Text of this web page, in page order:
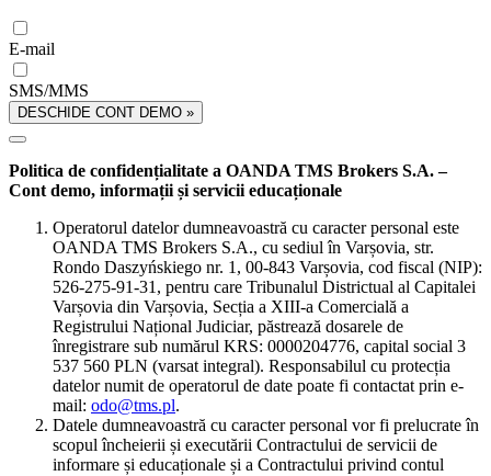
E-mail
SMS/MMS
DESCHIDE CONT DEMO »
Politica de confidențialitate a OANDA TMS Brokers S.A. –
Cont demo, informații și servicii educaționale
Operatorul datelor dumneavoastră cu caracter personal este
OANDA TMS Brokers S.A., cu sediul în Varșovia, str.
Rondo Daszyńskiego nr. 1, 00-843 Varșovia, cod fiscal (NIP):
526-275-91-31, pentru care Tribunalul Districtual al Capitalei
Varșovia din Varșovia, Secția a XIII-a Comercială a
Registrului Național Judiciar, păstrează dosarele de
înregistrare sub numărul KRS: 0000204776, capital social 3
537 560 PLN (varsat integral). Responsabilul cu protecția
datelor numit de operatorul de date poate fi contactat prin e-
mail: odo@tms.pl.
Datele dumneavoastră cu caracter personal vor fi prelucrate în
scopul încheierii și executării Contractului de servicii de
informare și educaționale și a Contractului privind contul